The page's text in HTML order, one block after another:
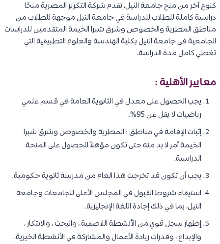
كنوع آخر من منح جامعة النيل، تقدم شركة التكرير المصرية منحًا
دراسية كاملة للطلاب للدراسة في جامعة النيل موجهة للطلاب من
مناطق المطرية والخصوص وشرق شبرا الخيمة المتقدمين للدراسات
الجامعية في جامعة النيل بكلية الهندسة والعلوم التطبيقية التي
تغطي كامل مدة الدراسة.
معايير الأهلية :
يجب الحصول على معدل في الثانوية العامة في قسم علمي
رياضيات لا يقل عن 95%.
إثبات الإقامة في مناطق : المطرية والخصوص وشرق شبرا
الخيمة أمر لا بد منه حتى تكون مؤهلاً للحصول على المنحة
الدراسية.
يجب أن تكون قد تخرجت هذا العام من مدرسة ثانوية حكومية.
استيفاء شروط القبول في المجلس الأعلى للجامعات وجامعة
النيل، بما في ذلك إجادة اللغة الإنجليزية.
إظهار سجل قوي من الأنشطة اللاصفية ، والبحث ، والابتكار ،
والإبداع ، وقدرات ريادة الأعمال والمشاركة في الأنشطة الخيرية.